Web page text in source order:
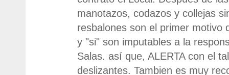
manotazos, codazos y collejas
resbalones son el primer motivo
y "si" son imputables a la
Salas. así que, ALERTA con el
deslizantes. Tambien es muy